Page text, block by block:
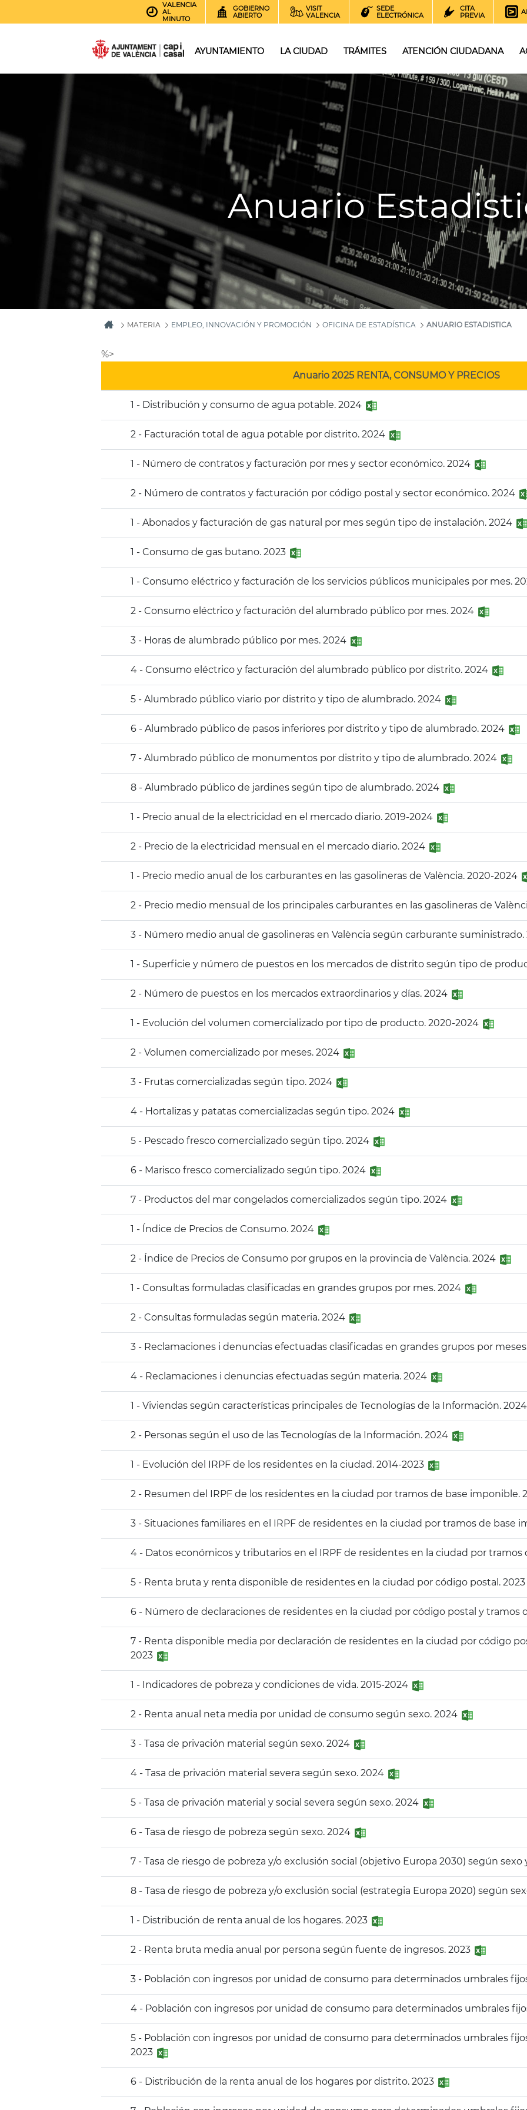
VALENCIA
AL
MINUTO
GOBIERNO
ABIERTO
VISIT
VALENCIA
SEDE
ELECTRÓNICA
CITA
PREVIA
AYUNTAMIENTO LA CIUDAD TRÁMITES ATENCIÓN CIUDADANA
Anuario
MATERIA EMPLEO, INNOVACIÓN Y PROMOCIÓN OFICINA DE ESTADÍSTICA ANUARIO ESTADISTICA
%>
Anuario 2025 RENTA, CONSUMO Y PRECIOS
1 - Distribución y consumo de agua potable. 2024
2 - Facturación total de agua potable por distrito. 2024
1 - Número de contratos y facturación por mes y sector económico. 2024
2 - Número de contratos y facturación por código postal y sector económico. 2024
1 - Abonados y facturación de gas natural por mes según tipo de instalación. 2024
1 - Consumo de gas butano. 2023
1 - Consumo eléctrico y facturación de los servicios públicos municipales por mes.
2 - Consumo eléctrico y facturación del alumbrado público por mes. 2024
3 - Horas de alumbrado público por mes. 2024
4 - Consumo eléctrico y facturación del alumbrado público por distrito. 2024
5 - Alumbrado público viario por distrito y tipo de alumbrado. 2024
6 - Alumbrado público de pasos inferiores por distrito y tipo de alumbrado. 2024
7 - Alumbrado público de monumentos por distrito y tipo de alumbrado. 2024
8 - Alumbrado público de jardines según tipo de alumbrado. 2024
1 - Precio anual de la electricidad en el mercado diario. 2019-2024
2 - Precio de la electricidad mensual en el mercado diario. 2024
1 - Precio medio anual de los carburantes en las gasolineras de València. 2020-2024
2 - Precio medio mensual de los principales carburantes en las gasolineras de
3 - Número medio anual de gasolineras en València según carburante suministrado.
1 - Superficie y número de puestos en los mercados de distrito según tipo de
2 - Número de puestos en los mercados extraordinarios y días. 2024
1 - Evolución del volumen comercializado por tipo de producto. 2020-2024
2 - Volumen comercializado por meses. 2024
3 - Frutas comercializadas según tipo. 2024
4 - Hortalizas y patatas comercializadas según tipo. 2024
5 - Pescado fresco comercializado según tipo. 2024
6 - Marisco fresco comercializado según tipo. 2024
7 - Productos del mar congelados comercializados según tipo. 2024
1 - Índice de Precios de Consumo. 2024
2 - Índice de Precios de Consumo por grupos en la provincia de València. 2024
1 - Consultas formuladas clasificadas en grandes grupos por mes. 2024
2 - Consultas formuladas según materia. 2024
3 - Reclamaciones i denuncias efectuadas clasificadas en grandes grupos por
4 - Reclamaciones i denuncias efectuadas según materia. 2024
1 - Viviendas según características principales de Tecnologías de la Información.
2 - Personas según el uso de las Tecnologías de la Información. 2024
1 - Evolución del IRPF de los residentes en la ciudad. 2014-2023
2 - Resumen del IRPF de los residentes en la ciudad por tramos de base imponible.
3 - Situaciones familiares en el IRPF de residentes en la ciudad por tramos de base
4 - Datos económicos y tributarios en el IRPF de residentes en la ciudad por
5 - Renta bruta y renta disponible de residentes en la ciudad por código postal. 2023
6 - Número de declaraciones de residentes en la ciudad por código postal y tramos
7 - Renta disponible media por declaración de residentes en la ciudad por código
2023
1 - Indicadores de pobreza y condiciones de vida. 2015-2024
2 - Renta anual neta media por unidad de consumo según sexo. 2024
3 - Tasa de privación material según sexo. 2024
4 - Tasa de privación material severa según sexo. 2024
5 - Tasa de privación material y social severa según sexo. 2024
6 - Tasa de riesgo de pobreza según sexo. 2024
7 - Tasa de riesgo de pobreza y/o exclusión social (objetivo Europa 2030) según sexo
8 - Tasa de riesgo de pobreza y/o exclusión social (estrategia Europa 2020) según
1 - Distribución de renta anual de los hogares. 2023
2 - Renta bruta media anual por persona según fuente de ingresos. 2023
3 - Población con ingresos por unidad de consumo para determinados umbrales
4 - Población con ingresos por unidad de consumo para determinados umbrales
5 - Población con ingresos por unidad de consumo para determinados umbrales
2023
6 - Distribución de la renta anual de los hogares por distrito. 2023